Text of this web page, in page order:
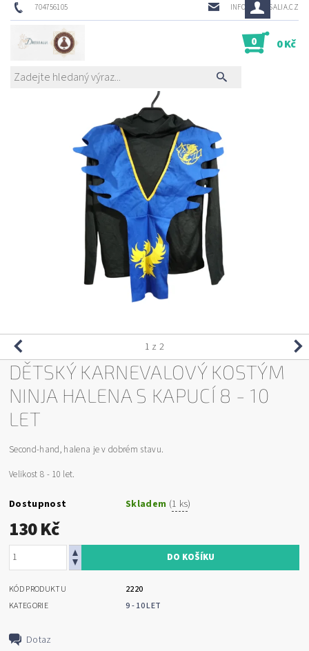
704756105 INFO@DRESSALIA.CZ
0 0 Kč
1 z 2
DĚTSKÝ KARNEVALOVÝ KOSTÝM
NINJA HALENA S KAPUCÍ 8 - 10
LET
Second-hand, halena je v dobrém stavu.
Velikost 8 - 10 let.
Dostupnost Skladem (1 ks)
130 Kč
KÓD PRODUKTU
2220
KATEGORIE
9 - 10 LET
Dotaz